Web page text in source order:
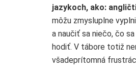
jazykoch, ako:
môžu zmysluplne
a naučiť sa niečo, čo
hodiť. V tábore totiž
všadeprítomná